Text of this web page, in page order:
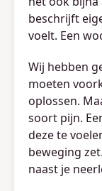
beschrijft
voelt. Een
Wij hebben
moeten
oplossen.
soort pijn.
deze te
beweging
naast je